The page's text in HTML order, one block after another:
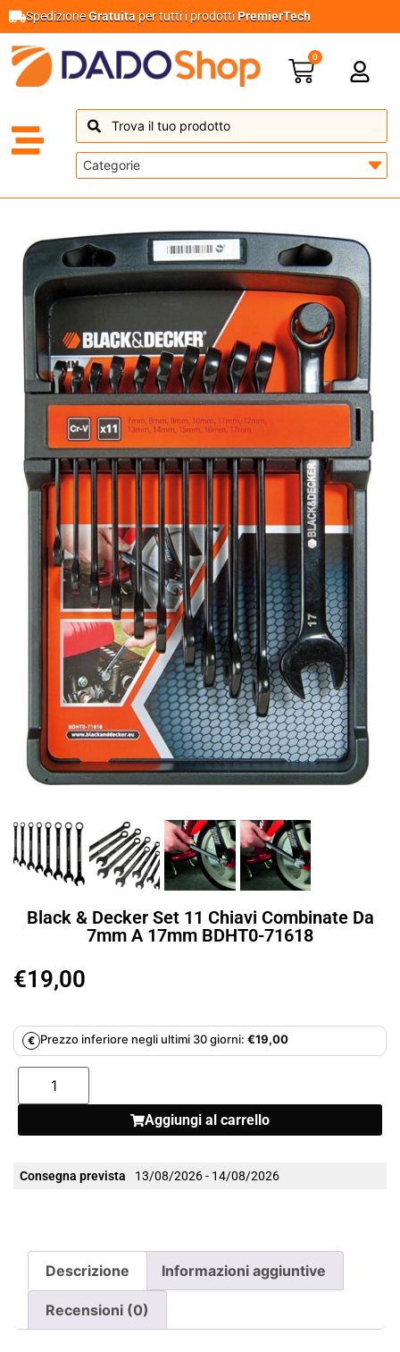
SpedizioneGratuita per tutti i prodottiPremierTech
0
Black & Decker Set 11 Chiavi Combinate Da
7mm A 17mm BDHT0-71618
€19,00
€ Prezzo inferiore negli ultimi 30 giorni: €19,00
Aggiungi al carrello
Consegna prevista 13/08/2026 - 14/08/2026
Descrizione Informazioni aggiuntive
Recensioni (0)